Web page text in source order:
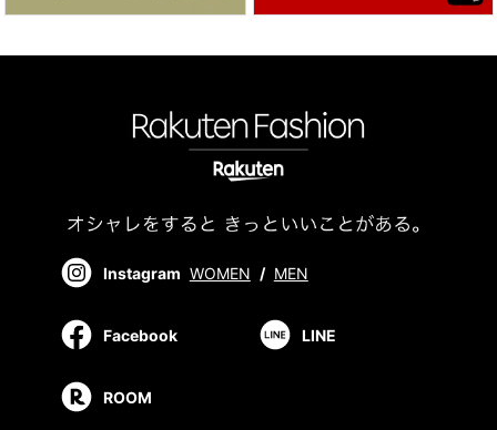
Instagram WOMEN / MEN
Facebook LINE
ROOM